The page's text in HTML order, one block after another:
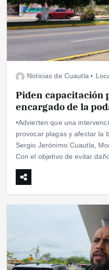
Noticias de Cuautla
Piden capacitación
encargado de la
•Advierten que una
provocar plagas y afectar la
Sergio Jerónimo Cuautla,
Con el objetivo de evitar